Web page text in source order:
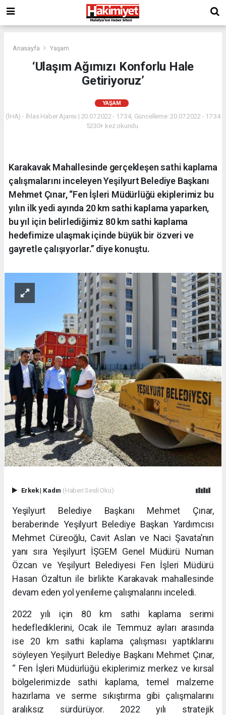
Anasayfa Yaşam
‘Ulaşım Ağımızı Konforlu Hale
Getiriyoruz’
YAŞAM
(İHA) - İhlas Haber Ajansı | 20.07.2022 - 17:34, Güncelleme: 20.07.2022 - 17:34
5230+ kez okundu.
Karakavak Mahallesinde gerçekleşen sathi kaplama
çalışmalarını inceleyen Yeşilyurt Belediye Başkanı
Mehmet Çınar, “Fen İşleri Müdürlüğü ekiplerimiz bu
yılın ilk yedi ayında 20 km sathi kaplama yaparken,
bu yıl için belirlediğimiz 80 km sathi kaplama
hedefimize ulaşmak içinde büyük bir özveri ve
gayretle çalışıyorlar.” diye konuştu.
Erkek| Kadın (Haberi Sesli Oku)
Yeşilyurt Belediye Başkanı Mehmet Çınar,
beraberinde Yeşilyurt Belediye Başkan Yardımcısı
Mehmet Cüreoğlu, Cavit Aslan ve Naci Şavata’nın
yanı sıra Yeşilyurt İŞGEM Genel Müdürü Numan
Özcan ve Yeşilyurt Belediyesi Fen İşleri Müdürü
Hasan Özaltun ile birlikte Karakavak mahallesinde
devam eden yol yenileme çalışmalarını inceledi.
2022 yılı için 80 km sathi kaplama serimi
hedeflediklerini, Ocak ile Temmuz ayları arasında
ise 20 km sathi kaplama çalışması yaptıklarını
söyleyen Yeşilyurt Belediye Başkanı Mehmet Çınar,
“ Fen İşleri Müdürlüğü ekiplerimiz merkez ve kırsal
bölgelerimizde sathi kaplama, temel malzeme
hazırlama ve serme sıkıştırma gibi çalışmalarını
aralıksız sürdürüyor. 2022 yılı stratejik